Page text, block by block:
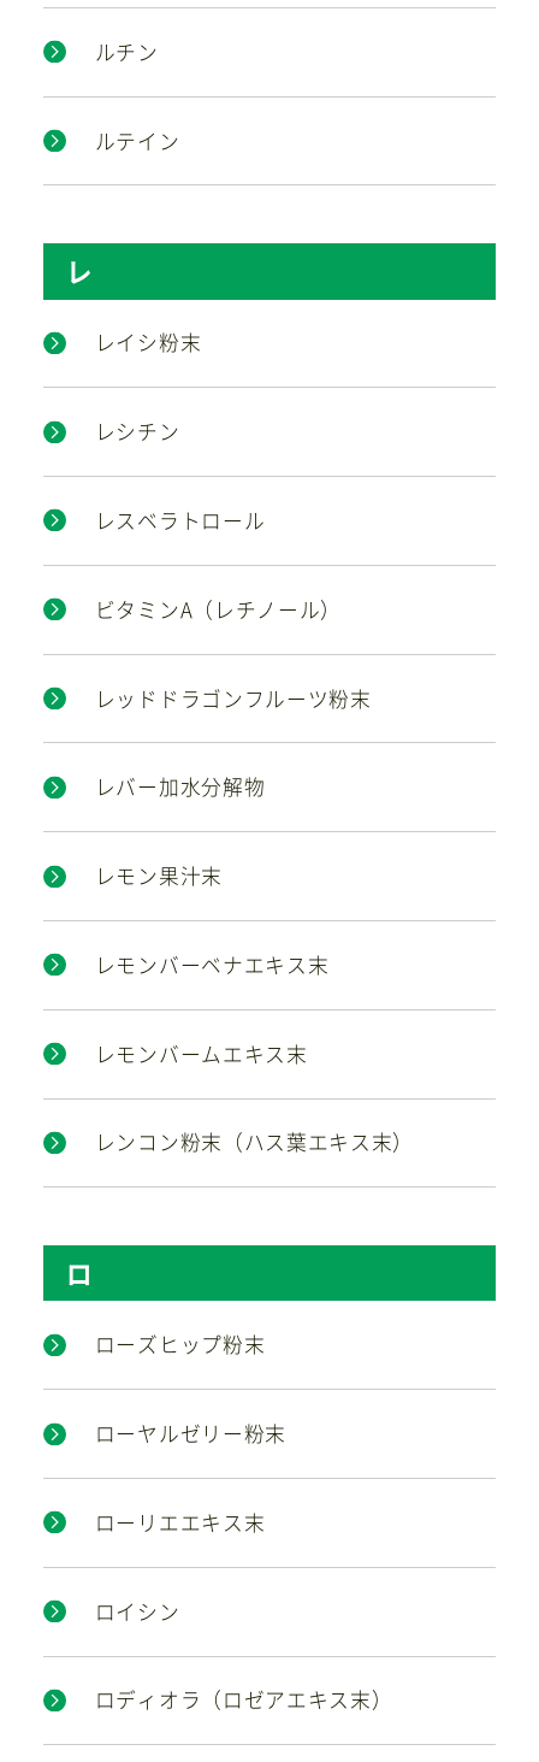
ルチン
ルテイン
レ
レイシ粉末
レシチン
レスベラトロール
ビタミンA（レチノール）
レッドドラゴンフルーツ粉末
レバー加水分解物
レモン果汁末
レモンバーベナエキス末
レモンバームエキス末
レンコン粉末（ハス葉エキス末）
ロ
ローズヒップ粉末
ローヤルゼリー粉末
ローリエエキス末
ロイシン
ロディオラ（ロゼアエキス末）